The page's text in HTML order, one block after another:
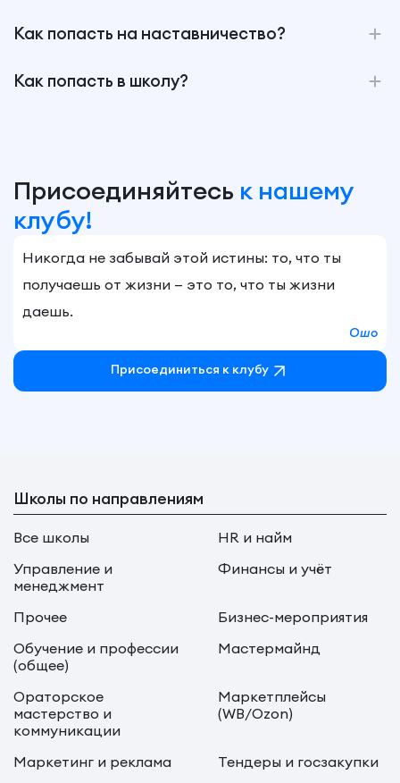
Как попасть на наставничество?
Как попасть в школу?
Присоединяйтесь к нашему
клубу!
Никогда не забывай этой истины: то, что ты
получаешь от жизни — это то, что ты жизни
даешь.
Ошо
Присоединиться к клубу
Школы по направлениям
Все школы
HR и найм
Управление и
менеджмент
Финансы и учёт
Прочее
Бизнес-мероприятия
Обучение и профессии
(общее)
Мастермайнд
Ораторское
мастерство и
коммуникации
Маркетплейсы
(WB/Ozon)
Маркетинг и реклама
Тендеры и госзакупки